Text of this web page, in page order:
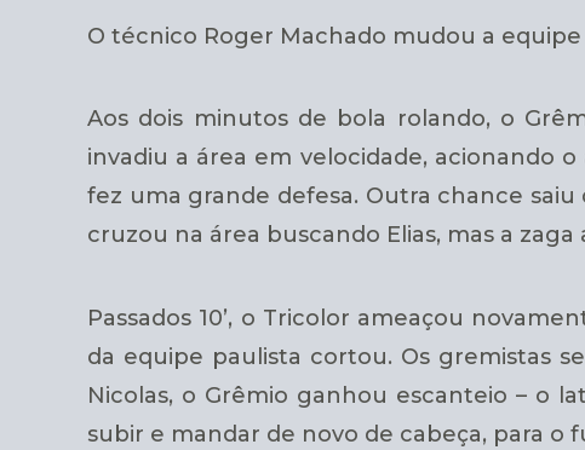
O técnico Roger Machado mudou a
Aos dois minutos de bola rolando, o
invadiu a área em velocidade, acionando
fez uma grande defesa. Outra chance
cruzou na área buscando Elias, mas a
Passados 10’, o Tricolor ameaçou
da equipe paulista cortou. Os gremistas
Nicolas, o Grêmio ganhou escanteio – o
subir e mandar de novo de cabeça, para o